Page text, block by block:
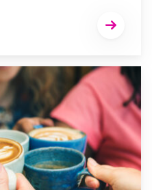
op je lichaam”